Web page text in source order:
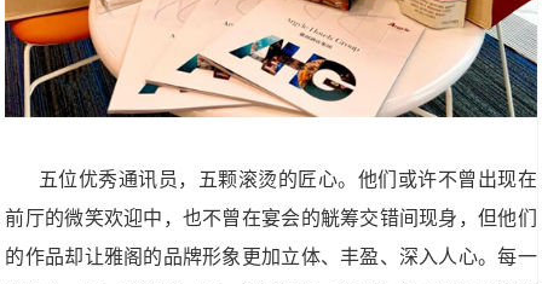
五位优秀通讯员，五颗滚烫的匠心。他们或许不曾出现在
前厅的微笑欢迎中，也不曾在宴会的觥筹交错间现身，但他们
的作品却让雅阁的品牌形象更加立体、丰盈、深入人心。每一